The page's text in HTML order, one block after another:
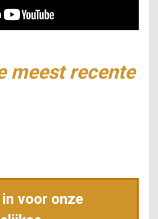
meest recente
voor onze